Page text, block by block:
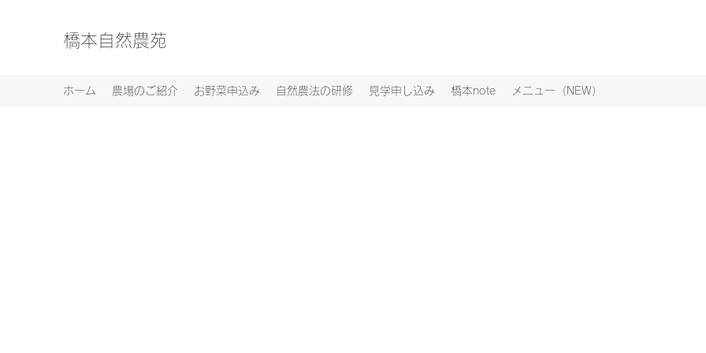
橋本自然農苑
ホーム 農場のご紹介 お野菜申込み 自然農法の研修 見学申し込み 橋本note メニュー（NEW）